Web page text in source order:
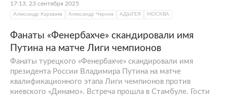
17:13, 23 сентября 2025
Александр Караваев Александр Чернов АДЫГЕЯ МОСКВА
Фанаты «Фенербахче» скандировали имя
Путина на матче Лиги чемпионов
Фанаты турецкого «Фенербахче» скандировали имя
президента России Владимира Путина на матче
квалификационного этапа Лиги чемпионов против
киевского «Динамо». Встреча прошла в Стамбуле. Гости